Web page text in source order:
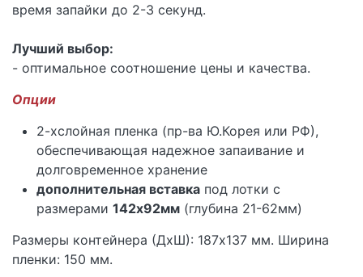
время запайки до 2-3 секунд.
Лучший выбор:
- оптимальное соотношение цены и качества.
Опции
2-хслойная пленка (пр-ва Ю.Корея или РФ),
обеспечивающая надежное запаивание и
долговременное хранение
дополнительная вставка под лотки с
размерами 142х92мм (глубина 21-62мм)
Размеры контейнера (ДхШ): 187х137 мм. Ширина
пленки: 150 мм.